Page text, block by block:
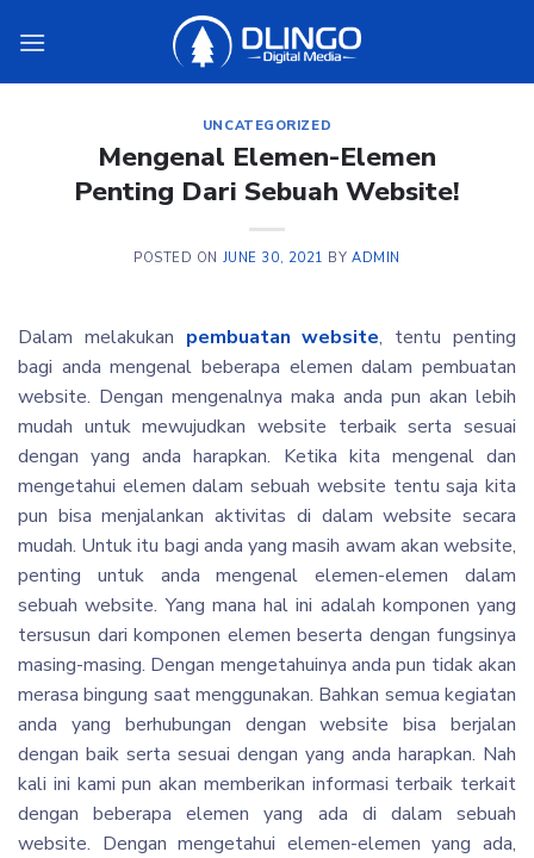
UNCATEGORIZED
Mengenal Elemen-Elemen
Penting Dari Sebuah Website!
POSTED ON JUNE 30, 2021 BYADMIN
Dalam melakukan pembuatan website, tentu penting
bagi anda mengenal beberapa elemen dalam pembuatan
website. Dengan mengenalnya maka anda pun akan lebih
mudah untuk mewujudkan website terbaik serta sesuai
dengan yang anda harapkan. Ketika kita mengenal dan
mengetahui elemen dalam sebuah website tentu saja kita
pun bisa menjalankan aktivitas di dalam website secara
mudah. Untuk itu bagi anda yang masih awam akan website,
penting untuk anda mengenal elemen-elemen dalam
sebuah website. Yang mana hal ini adalah komponen yang
tersusun dari komponen elemen beserta dengan fungsinya
masing-masing. Dengan mengetahuinya anda pun tidak akan
merasa bingung saat menggunakan. Bahkan semua kegiatan
anda yang berhubungan dengan website bisa berjalan
dengan baik serta sesuai dengan yang anda harapkan. Nah
kali ini kami pun akan memberikan informasi terbaik terkait
dengan beberapa elemen yang ada di dalam sebuah
website. Dengan mengetahui elemen-elemen yang ada,